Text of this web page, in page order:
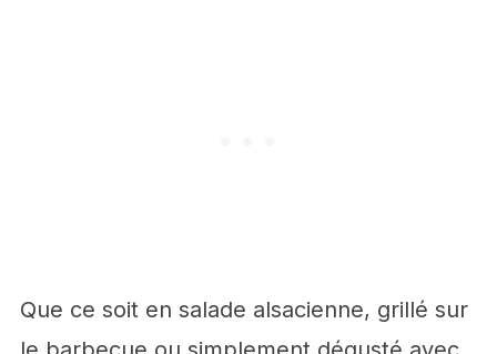
Que ce soit en salade alsacienne, grillé sur